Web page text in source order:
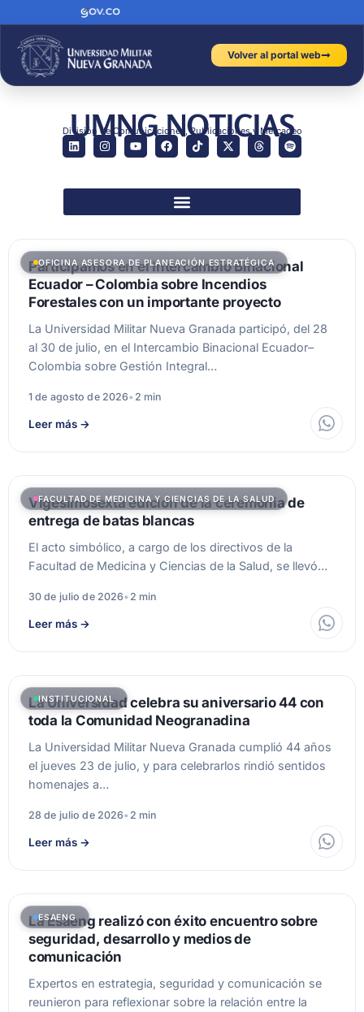
Volver al portal web
UMNG NOTICIAS
División de Comunicaciones, Publicaciones y Mercadeo
OFICINA ASESORA DE PLANEACIÓN ESTRATÉGICA
Participamos en el Intercambio Binacional
Ecuador – Colombia sobre Incendios
Forestales con un importante proyecto
La Universidad Militar Nueva Granada participó, del 28
al 30 de julio, en el Intercambio Binacional Ecuador–
Colombia sobre Gestión Integral…
1 de agosto de 2026• 2 min
Leer más →
FACULTAD DE MEDICINA Y CIENCIAS DE LA SALUD
Vigesimosexta edición de la ceremonia de
entrega de batas blancas
El acto simbólico, a cargo de los directivos de la
Facultad de Medicina y Ciencias de la Salud, se llevó…
30 de julio de 2026• 2 min
Leer más →
INSTITUCIONAL
La Universidad celebra su aniversario 44 con
toda la Comunidad Neogranadina
La Universidad Militar Nueva Granada cumplió 44 años
el jueves 23 de julio, y para celebrarlos rindió sentidos
homenajes a…
28 de julio de 2026• 2 min
Leer más →
ESAENG
La Esaeng realizó con éxito encuentro sobre
seguridad, desarrollo y medios de
comunicación
Expertos en estrategia, seguridad y comunicación se
reunieron para reflexionar sobre la relación entre la